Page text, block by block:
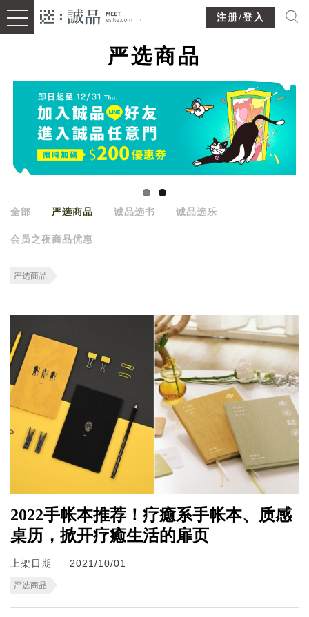
注册/登入
严选商品
全部 严选商品 诚品选书 诚品选乐
会员之夜商品优惠
严选商品
2022手帐本推荐！疗癒系手帐本、质感
桌历，掀开疗癒生活的扉页
上架日期 2021/10/01
严选商品